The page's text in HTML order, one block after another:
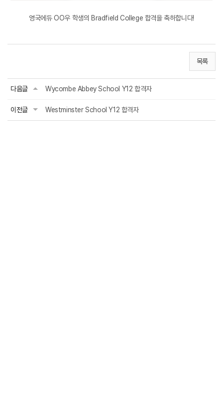
영국에듀 OO우 학생의 Bradfield College 합격을 축하합니다!
목록
다음글 Wycombe Abbey School Y12 합격자
이전글 Westminster School Y12 합격자